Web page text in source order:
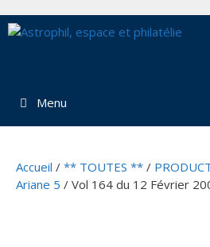
au
Menu
Accueil / ** TOUTES ** /
Ariane 5 / Vol 164 du 12 Février